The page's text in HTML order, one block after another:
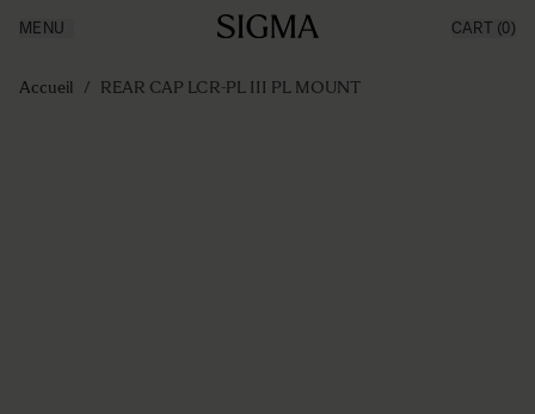
Made in Aizu
Support
MENU CART (0)
Accueil / REAR CAP LCR-PL III PL MOUNT